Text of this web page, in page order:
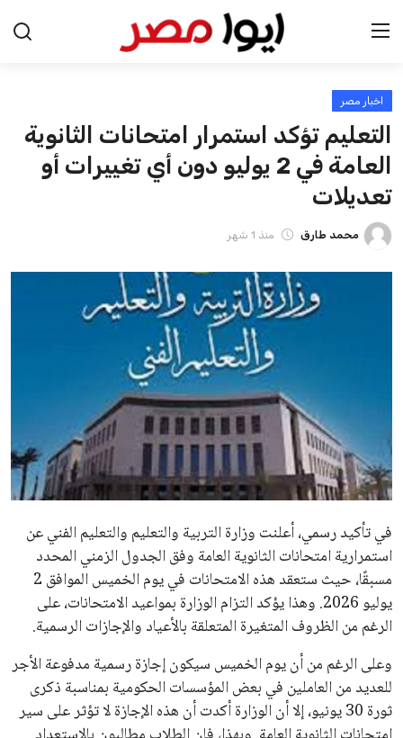
الرئيسية
اخبار مصر
عرب وعالم
اقتصاد
اخبار الرياضة
علوم وتكنولوجيا
المرأة والجمال
محافظات
اخبار مصر
التعليم تؤكد استمرار امتحانات الثانوية
العامة في 2 يوليو دون أي تغييرات أو
تعديلات
محمد طارق منذ 1 شهر
في تأكيد رسمي، أعلنت وزارة التربية والتعليم والتعليم الفني عن
استمرارية امتحانات الثانوية العامة وفق الجدول الزمني المحدد
مسبقًا، حيث ستعقد هذه الامتحانات في يوم الخميس الموافق 2
يوليو 2026. وهذا يؤكد التزام الوزارة بمواعيد الامتحانات، على
الرغم من الظروف المتغيرة المتعلقة بالأعياد والإجازات الرسمية.
وعلى الرغم من أن يوم الخميس سيكون إجازة رسمية مدفوعة الأجر
للعديد من العاملين في بعض المؤسسات الحكومية بمناسبة ذكرى
ثورة 30 يونيو، إلا أن الوزارة أكدت أن هذه الإجازة لا تؤثر على سير